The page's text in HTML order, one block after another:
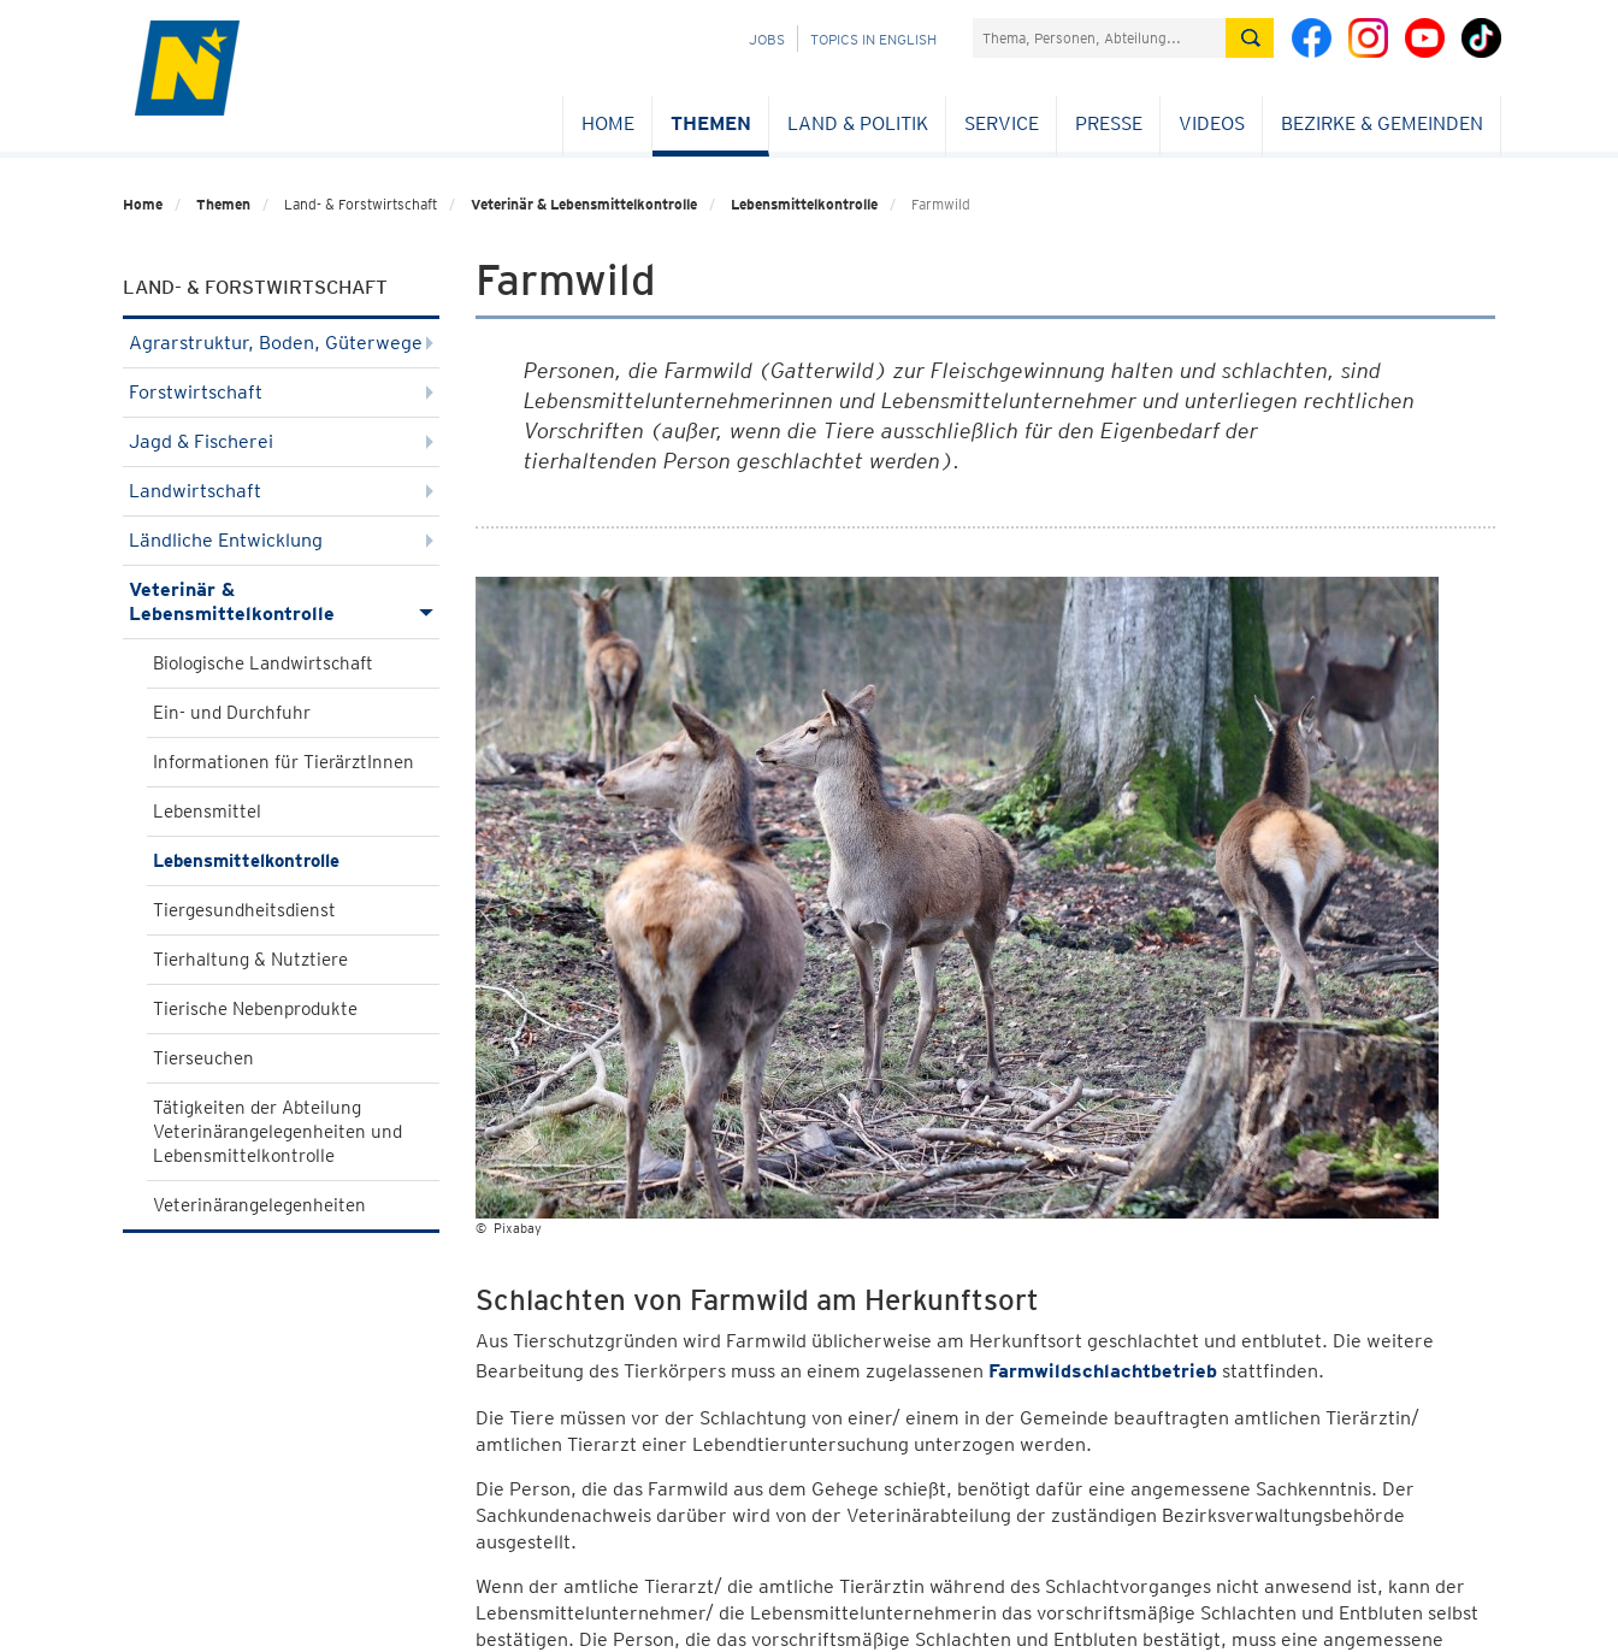
NAVIGATION
JOBS TOPICS IN ENGLISH Suchefeld
HOME THEMEN LAND & POLITIK SERVICE PRESSE VIDEOS BEZIRKE & GEMEINDEN
Home Themen Land- & Forstwirtschaft Veterinär & Lebensmittelkontrolle Lebensmittelkontrolle Farmwild
LAND- & FORSTWIRTSCHAFT
Agrarstruktur, Boden, Güterwege
Forstwirtschaft
Jagd & Fischerei
Landwirtschaft
Ländliche Entwicklung
Veterinär &
Lebensmittelkontrolle
Biologische Landwirtschaft
Ein- und Durchfuhr
Informationen für TierärztInnen
Lebensmittel
Lebensmittelkontrolle
Tiergesundheitsdienst
Tierhaltung & Nutztiere
Tierische Nebenprodukte
Tierseuchen
Tätigkeiten der Abteilung
Veterinärangelegenheiten und
Lebensmittelkontrolle
Veterinärangelegenheiten
Farmwild
Personen, die Farmwild (Gatterwild) zur Fleischgewinnung halten und schlachten, sind
Lebensmittelunternehmerinnen und Lebensmittelunternehmer und unterliegen rechtlichen
Vorschriften (außer, wenn die Tiere ausschließlich für den Eigenbedarf der
tierhaltenden Person geschlachtet werden).
© Pixabay
Schlachten von Farmwild am Herkunftsort
Aus Tierschutzgründen wird Farmwild üblicherweise am Herkunftsort geschlachtet und entblutet. Die weitere
Bearbeitung des Tierkörpers muss an einem zugelassenen Farmwildschlachtbetriebstattfinden.
Die Tiere müssen vor der Schlachtung von einer/ einem in der Gemeinde beauftragten amtlichen Tierärztin/
amtlichen Tierarzt einer Lebendtieruntersuchung unterzogen werden.
Die Person, die das Farmwild aus dem Gehege schießt, benötigt dafür eine angemessene Sachkenntnis. Der
Sachkundenachweis darüber wird von der Veterinärabteilung der zuständigen Bezirksverwaltungsbehörde
ausgestellt.
Wenn der amtliche Tierarzt/ die amtliche Tierärztin während des Schlachtvorganges nicht anwesend ist, kann der
Lebensmittelunternehmer/ die Lebensmittelunternehmerin das vorschriftsmäßige Schlachten und Entbluten selbst
bestätigen. Die Person, die das vorschriftsmäßige Schlachten und Entbluten bestätigt, muss eine angemessene